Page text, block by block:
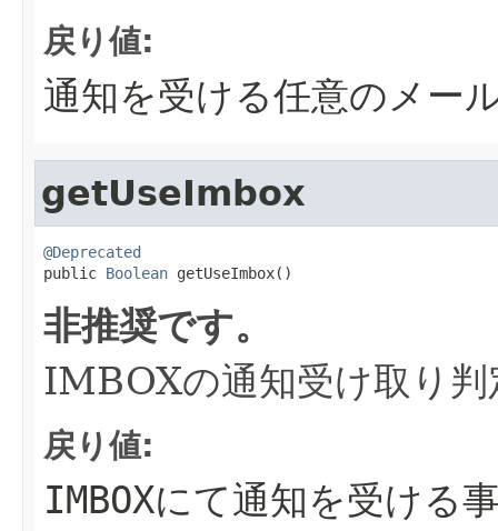
戻り値:
通知を受ける任意のメー
getUseImbox
@Deprecated
public Boolean getUseImbox()
非推奨です。
IMBOXの通知受け取り判
戻り値:
IMBOXにて通知を受ける